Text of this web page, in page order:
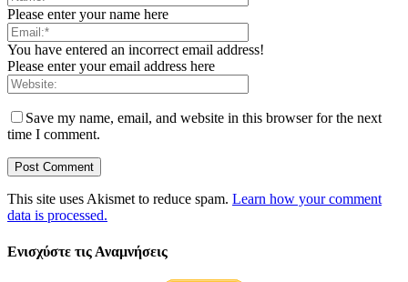
Please enter your name here
You have entered an incorrect email address!
Please enter your email address here
Save my name, email, and website in this browser for the next
time I comment.
This site uses Akismet to reduce spam. Learn how your comment
data is processed.
Ενισχύστε τις Αναμνήσεις